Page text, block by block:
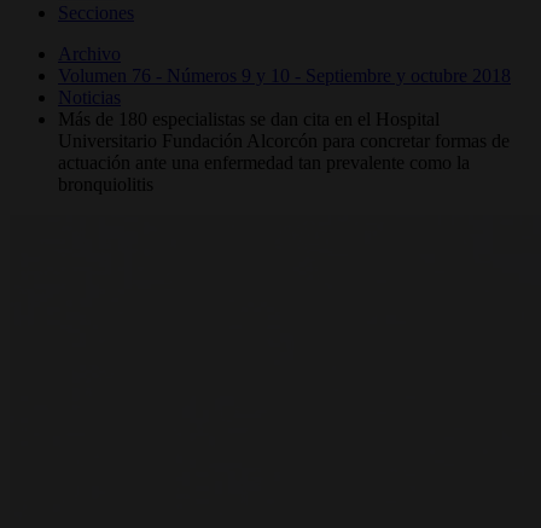
Secciones
Archivo
Volumen 76 - Números 9 y 10 - Septiembre y octubre 2018
Noticias
Más de 180 especialistas se dan cita en el Hospital
Universitario Fundación Alcorcón para concretar formas de
actuación ante una enfermedad tan prevalente como la
bronquiolitis